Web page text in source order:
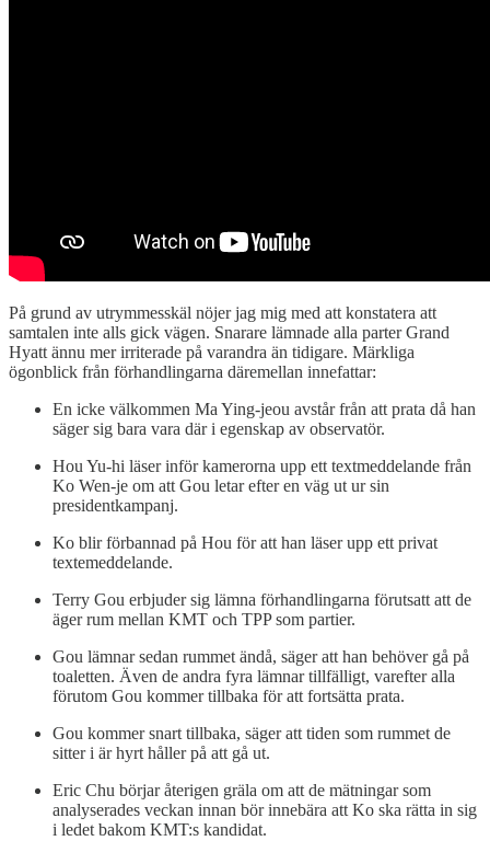
På grund av utrymmesskäl nöjer jag mig med att konstatera att
samtalen inte alls gick vägen. Snarare lämnade alla parter Grand
Hyatt ännu mer irriterade på varandra än tidigare. Märkliga
ögonblick från förhandlingarna däremellan innefattar:
En icke välkommen Ma Ying-jeou avstår från att prata då han
säger sig bara vara där i egenskap av observatör.
Hou Yu-hi läser inför kamerorna upp ett textmeddelande från
Ko Wen-je om att Gou letar efter en väg ut ur sin
presidentkampanj.
Ko blir förbannad på Hou för att han läser upp ett privat
textemeddelande.
Terry Gou erbjuder sig lämna förhandlingarna förutsatt att de
äger rum mellan KMT och TPP som partier.
Gou lämnar sedan rummet ändå, säger att han behöver gå på
toaletten. Även de andra fyra lämnar tillfälligt, varefter alla
förutom Gou kommer tillbaka för att fortsätta prata.
Gou kommer snart tillbaka, säger att tiden som rummet de
sitter i är hyrt håller på att gå ut.
Eric Chu börjar återigen gräla om att de mätningar som
analyserades veckan innan bör innebära att Ko ska rätta in sig
i ledet bakom KMT:s kandidat.